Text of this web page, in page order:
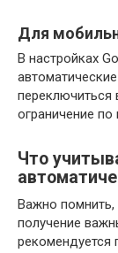
Для
В настройках
переключиться
ограничение
Что
Важно помнить,
получение
рекомендуется